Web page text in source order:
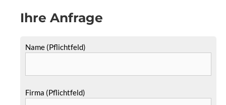
Ihre Anfrage
Name (Pflichtfeld)
Firma (Pflichtfeld)